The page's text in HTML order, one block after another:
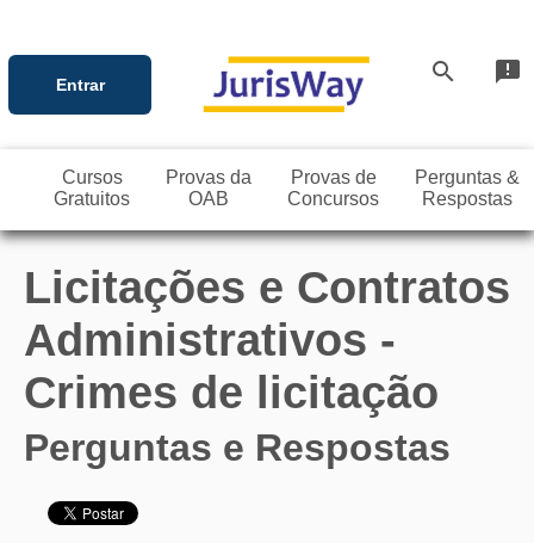
Entrar search announcement
Cursos
Gratuitos
Provas da
OAB
Provas de
Concursos
Perguntas &
Respostas
Licitações e Contratos
Administrativos -
Crimes de licitação
Perguntas e Respostas